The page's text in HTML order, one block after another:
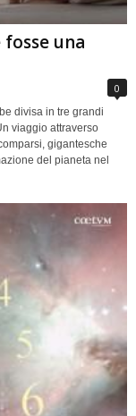
una
0
divisa in tre grandi
viaggio attraverso
gigantesche
del pianeta nel